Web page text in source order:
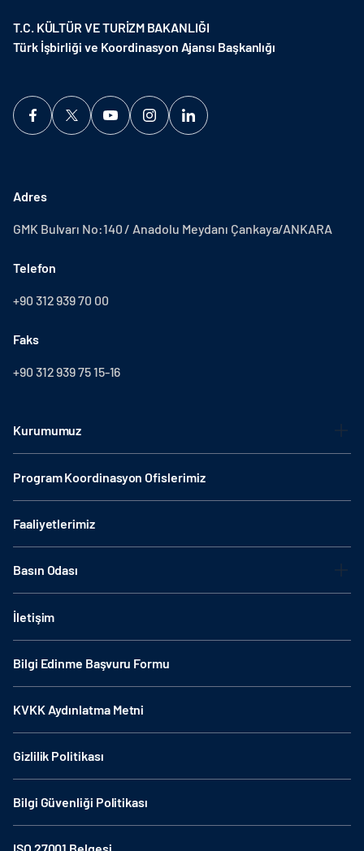
T.C. KÜLTÜR VE TURİZM BAKANLIĞI
Türk İşbirliği ve Koordinasyon Ajansı Başkanlığı
Adres
GMK Bulvarı No:140 / Anadolu Meydanı Çankaya/ANKARA
Telefon
+90 312 939 70 00
Faks
+90 312 939 75 15-16
Kurumumuz
Program Koordinasyon Ofislerimiz
Faaliyetlerimiz
Basın Odası
İletişim
Bilgi Edinme Başvuru Formu
KVKK Aydınlatma Metni
Gizlilik Politikası
Bilgi Güvenliği Politikası